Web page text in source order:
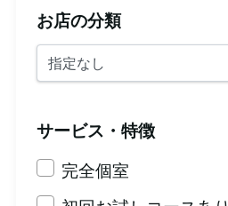
お店の分類
サービス・特徴
完全個室